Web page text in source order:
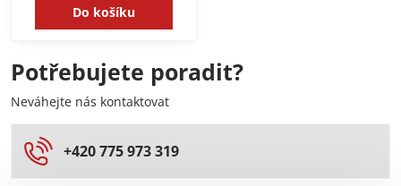
Do košíku
Potřebujete poradit?
Neváhejte nás kontaktovat
+420 775 973 319